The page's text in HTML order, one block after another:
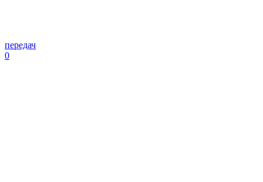
передач
0